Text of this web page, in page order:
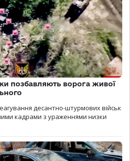
позбавляють ворога живої
десантно-штурмових військ
кадрами з ураженнями низки